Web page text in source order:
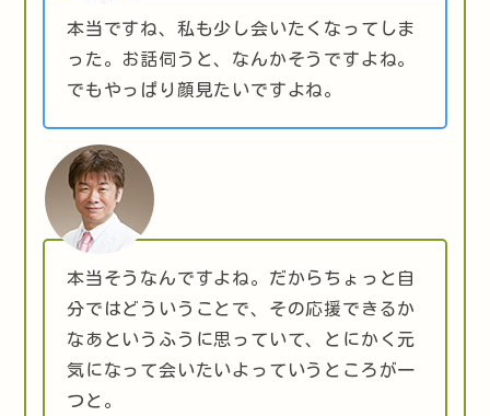
本当ですね、私も少し会いたくなってしま
った。お話伺うと、なんかそうですよね。
でもやっぱり顔見たいですよね。
本当そうなんですよね。だからちょっと自
分ではどういうことで、その応援できるか
なあというふうに思っていて、とにかく元
気になって会いたいよっていうところが一
つと。